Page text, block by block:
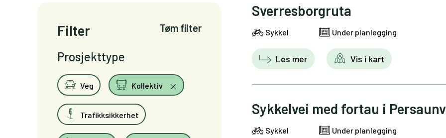
Filter Tøm filter
Prosjekttype
Veg Kollektiv
Trafikksikkerhet
Sverresborgruta
Sykkel Under planlegging
Les mer Vis i kart
Sykkelvei med fortau i
Sykkel Under planlegging